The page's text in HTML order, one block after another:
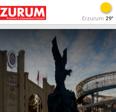
Erzurum 29°